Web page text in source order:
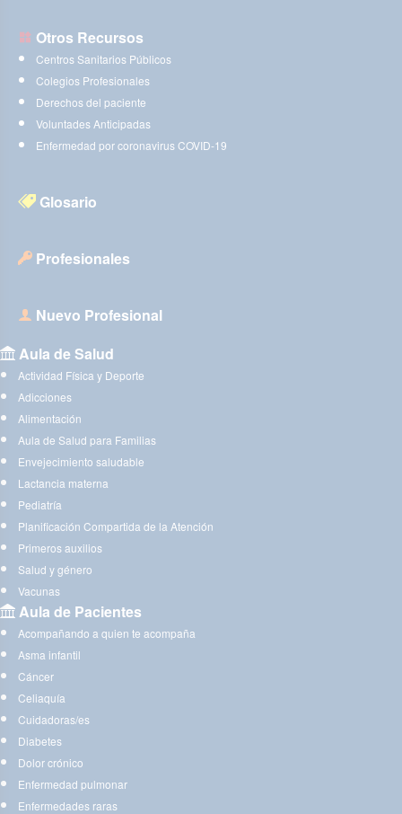
Otros Recursos
Centros Sanitarios Públicos
Colegios Profesionales
Derechos del paciente
Voluntades Anticipadas
Enfermedad por coronavirus COVID-19
Glosario
Profesionales
Nuevo Profesional
Aula de Salud
Actividad Física y Deporte
Adicciones
Alimentación
Aula de Salud para Familias
Envejecimiento saludable
Lactancia materna
Pediatría
Planificación Compartida de la Atención
Primeros auxilios
Salud y género
Vacunas
Aula de Pacientes
Acompañando a quien te acompaña
Asma infantil
Cáncer
Celiaquía
Cuidadoras/es
Diabetes
Dolor crónico
Enfermedad pulmonar
Enfermedades raras